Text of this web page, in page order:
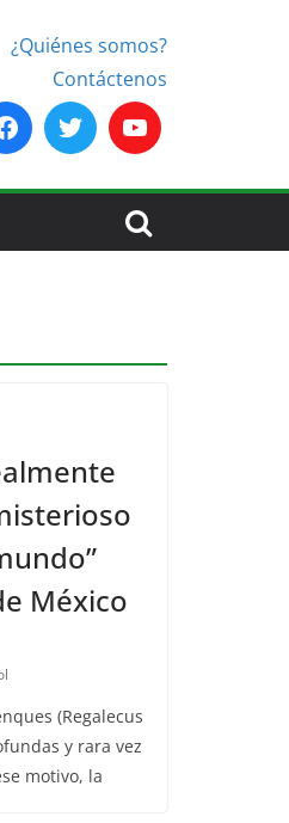
¿Quiénes somos?
Contáctenos
México
(Regalecus
y rara vez
motivo, la